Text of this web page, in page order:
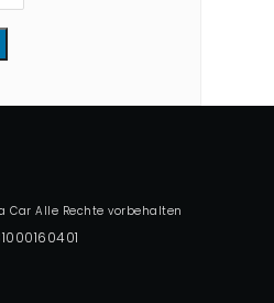
Car Alle Rechte vorbehalten